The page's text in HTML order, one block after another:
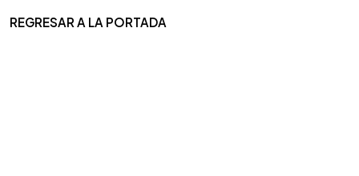
REGRESAR A LA PORTADA